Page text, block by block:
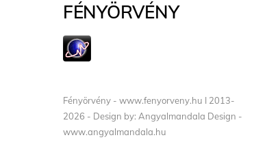
FÉNYÖRVÉNY
Fényörvény - www.fenyorveny.hu I 2013-
2026 - Design by: Angyalmandala Design -
www.angyalmandala.hu